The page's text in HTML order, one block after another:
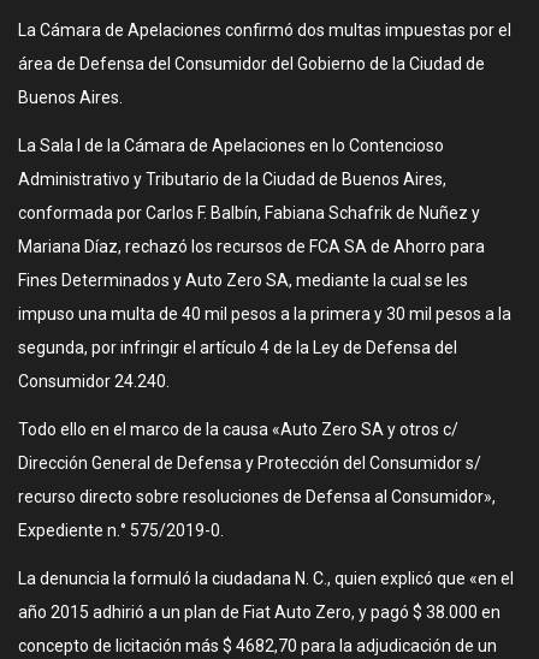
La Cámara de Apelaciones confirmó dos multas impuestas por el
área de Defensa del Consumidor del Gobierno de la Ciudad de
Buenos Aires.
La Sala I de la Cámara de Apelaciones en lo Contencioso
Administrativo y Tributario de la Ciudad de Buenos Aires,
conformada por Carlos F. Balbín, Fabiana Schafrik de Nuñez y
Mariana Díaz, rechazó los recursos de FCA SA de Ahorro para
Fines Determinados y Auto Zero SA, mediante la cual se les
impuso una multa de 40 mil pesos a la primera y 30 mil pesos a la
segunda, por infringir el artículo 4 de la Ley de Defensa del
Consumidor 24.240.
Todo ello en el marco de la causa «Auto Zero SA y otros c/
Dirección General de Defensa y Protección del Consumidor s/
recurso directo sobre resoluciones de Defensa al Consumidor»,
Expediente n.° 575/2019-0.
La denuncia la formuló la ciudadana N. C., quien explicó que «en el
año 2015 adhirió a un plan de Fiat Auto Zero, y pagó $ 38.000 en
concepto de licitación más $ 4682,70 para la adjudicación de un